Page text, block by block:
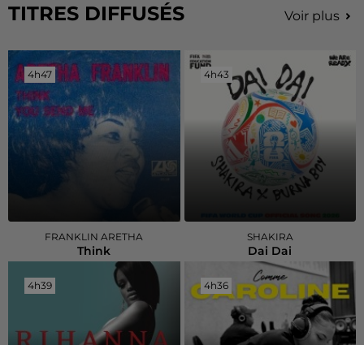
TITRES DIFFUSÉS Voir plus
4h47
4h47
FRANKLIN ARETHA
Think
4h43
4h43
SHAKIRA
Dai Dai
4h39
4h39 4h36
4h36